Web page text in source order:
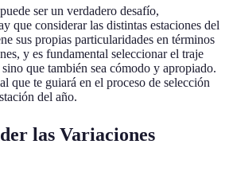
ser un verdadero desafío,
que considerar las distintas estaciones del
sus propias particularidades en términos
y es fundamental seleccionar el traje
que también sea cómodo y apropiado.
que te guiará en el proceso de selección
del año.
las Variaciones